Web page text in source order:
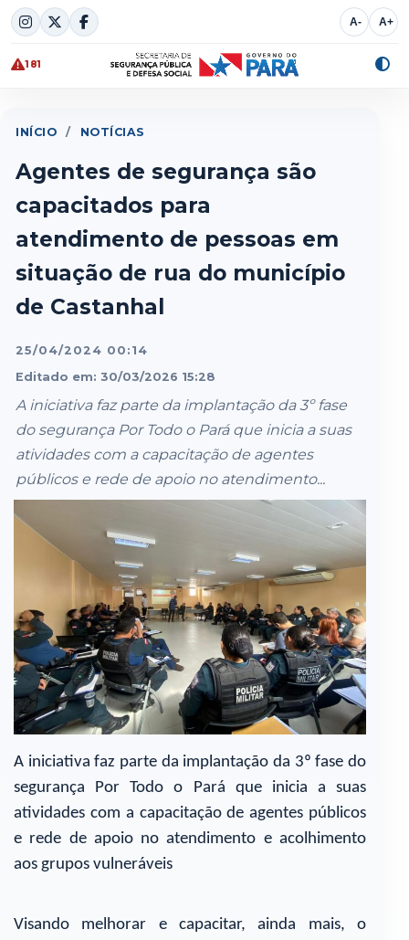
Skip
to
content
A- A+
181
INÍCIO / NOTÍCIAS
Agentes de segurança são
capacitados para
atendimento de pessoas em
situação de rua do município
de Castanhal
25/04/2024 00:14
Editado em: 30/03/2026 15:28
A iniciativa faz parte da implantação da 3º fase
do segurança Por Todo o Pará que inicia a suas
atividades com a capacitação de agentes
públicos e rede de apoio no atendimento...
A iniciativa faz parte da implantação da 3º fase do
segurança Por Todo o Pará que inicia a suas
atividades com a capacitação de agentes públicos
e rede de apoio no atendimento e acolhimento
aos grupos vulneráveis
Visando melhorar e capacitar, ainda mais, o